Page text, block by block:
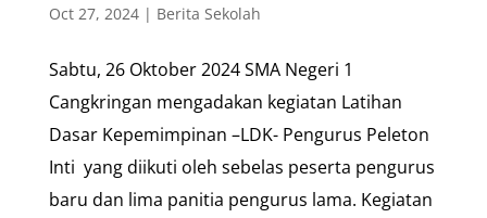
Oct 27, 2024| Berita Sekolah
Sabtu, 26 Oktober 2024 SMA Negeri 1
Cangkringan mengadakan kegiatan Latihan
Dasar Kepemimpinan –LDK- Pengurus Peleton
Inti yang diikuti oleh sebelas peserta pengurus
baru dan lima panitia pengurus lama. Kegiatan